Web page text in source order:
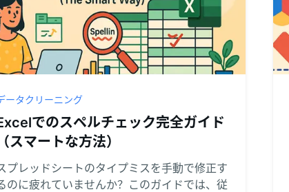
ータクリーニング
でのスペルチェック完全ガイド
（スマートな方法）
プレッドシートのタイプミスを手動で修正す
のに疲れていませんか？このガイドでは、従